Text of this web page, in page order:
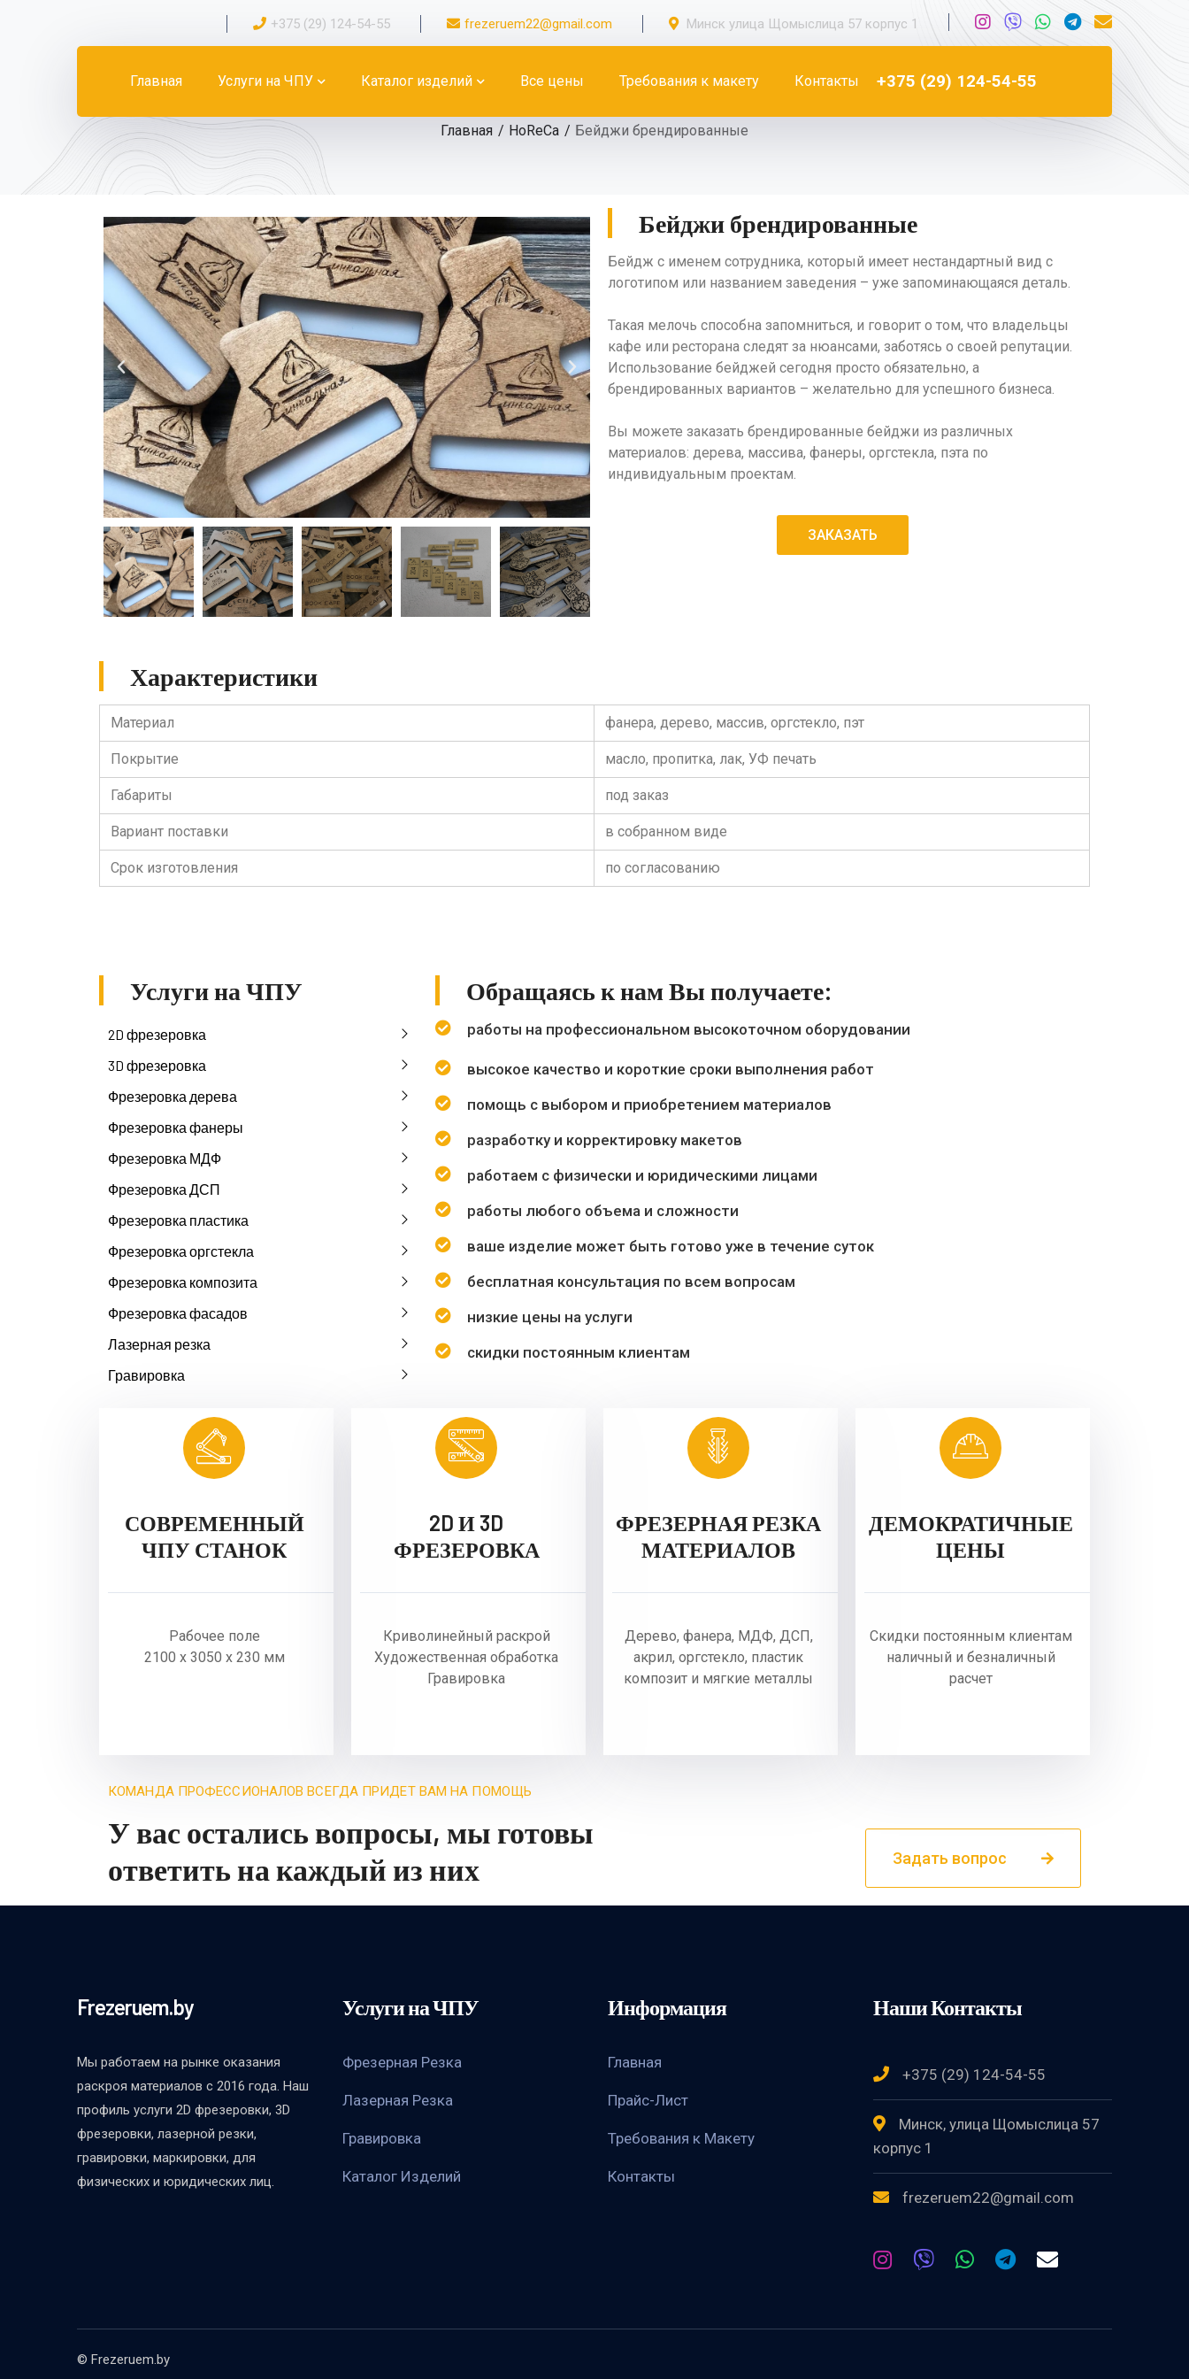
+375 (29) 124-54-55 frezeruem22@gmail.com Минск улица Щомыслица 57 корпус 1
Главная Услуги на ЧПУ Каталог изделий Все цены Требования к макету Контакты +375 (29) 124-54-55
Главная HoReCa Бейджи брендированные
Бейджи брендированные
Бейдж с именем сотрудника, который имеет нестандартный вид с
логотипом или названием заведения – уже запоминающаяся деталь.
Такая мелочь способна запомниться, и говорит о том, что владельцы
кафе или ресторана следят за нюансами, заботясь о своей репутации.
Использование бейджей сегодня просто обязательно, а
брендированных вариантов – желательно для успешного бизнеса.
Вы можете заказать брендированные бейджи из различных
материалов: дерева, массива, фанеры, оргстекла, пэта по
индивидуальным проектам.
ЗАКАЗАТЬ
Характеристики
Материал фанера, дерево, массив, оргстекло, пэт
Покрытие масло, пропитка, лак, УФ печать
Габариты под заказ
Вариант поставки в собранном виде
Срок изготовления по согласованию
Услуги на ЧПУ
2D фрезеровка
3D фрезеровка
Фрезеровка дерева
Фрезеровка фанеры
Фрезеровка МДФ
Фрезеровка ДСП
Фрезеровка пластика
Фрезеровка оргстекла
Фрезеровка композита
Фрезеровка фасадов
Лазерная резка
Гравировка
Обращаясь к нам Вы получаете:
работы на профессиональном высокоточном оборудовании
высокое качество и короткие сроки выполнения работ
помощь с выбором и приобретением материалов
разработку и корректировку макетов
работаем с физически и юридическими лицами
работы любого объема и сложности
ваше изделие может быть готово уже в течение суток
бесплатная консультация по всем вопросам
низкие цены на услуги
скидки постоянным клиентам
СОВРЕМЕННЫЙ
ЧПУ СТАНОК
Рабочее поле
2100 х 3050 х 230 мм
2D И 3D
ФРЕЗЕРОВКА
Криволинейный раскрой
Художественная обработка
Гравировка
ФРЕЗЕРНАЯ РЕЗКА
МАТЕРИАЛОВ
Дерево, фанера, МДФ, ДСП,
акрил, оргстекло, пластик
композит и мягкие металлы
ДЕМОКРАТИЧНЫЕ
ЦЕНЫ
Скидки постоянным клиентам
наличный и безналичный
расчет
КОМАНДА ПРОФЕССИОНАЛОВ ВСЕГДА ПРИДЕТ ВАМ НА ПОМОЩЬ
У вас остались вопросы, мы готовы
ответить на каждый из них
Задать вопрос
Frezeruem.by
Мы работаем на рынке оказания
раскроя материалов с 2016 года. Наш
профиль услуги 2D фрезеровки, 3D
фрезеровки, лазерной резки,
гравировки, маркировки, для
физических и юридических лиц.
Услуги на ЧПУ
Фрезерная Резка
Лазерная Резка
Гравировка
Каталог Изделий
Информация
Главная
Прайс-Лист
Требования к Макету
Контакты
Наши Контакты
+375 (29) 124-54-55
Минск, улица Щомыслица 57
корпус 1
frezeruem22@gmail.com
© Frezeruem.by